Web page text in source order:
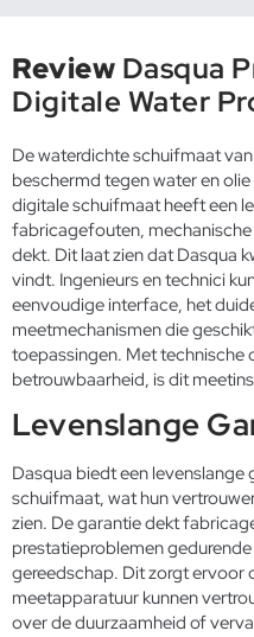
Review Dasqua
Digitale Water
De waterdichte schuifmaat
beschermd tegen water en
digitale schuifmaat heeft een
fabricagefouten,
dekt. Dit laat zien dat Dasqua
vindt. Ingenieurs en technici
eenvoudige interface, het
meetmechanismen die
toepassingen. Met technische
betrouwbaarheid, is dit
Levenslange
Dasqua biedt een
schuifmaat, wat hun
zien. De garantie dekt
prestatieproblemen
gereedschap. Dit zorgt ervoor
meetapparatuur kunnen
over de duurzaamheid of